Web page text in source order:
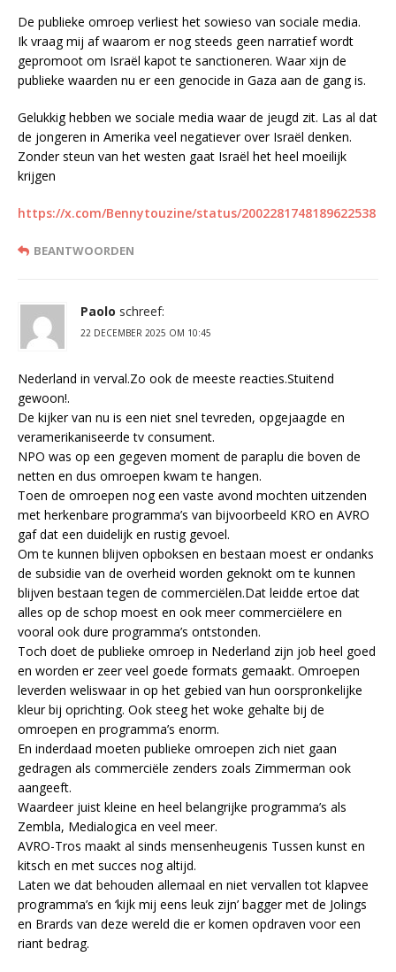
De publieke omroep verliest het sowieso van sociale media.
Ik vraag mij af waarom er nog steeds geen narratief wordt
gepromoot om Israël kapot te sanctioneren. Waar xijn de
publieke waarden nu er een genocide in Gaza aan de gang is.
Gelukkig hebben we sociale media waar de jeugd zit. Las al dat
de jongeren in Amerika veel negatiever over Israël denken.
Zonder steun van het westen gaat Israël het heel moeilijk
krijgen
https://x.com/Bennytouzine/status/2002281748189622538
BEANTWOORDEN
Paolo schreef:
22 DECEMBER 2025 OM 10:45
Nederland in verval.Zo ook de meeste reacties.Stuitend
gewoon!.
De kijker van nu is een niet snel tevreden, opgejaagde en
veramerikaniseerde tv consument.
NPO was op een gegeven moment de paraplu die boven de
netten en dus omroepen kwam te hangen.
Toen de omroepen nog een vaste avond mochten uitzenden
met herkenbare programma’s van bijvoorbeeld KRO en AVRO
gaf dat een duidelijk en rustig gevoel.
Om te kunnen blijven opboksen en bestaan moest er ondanks
de subsidie van de overheid worden geknokt om te kunnen
blijven bestaan tegen de commerciëlen.Dat leidde ertoe dat
alles op de schop moest en ook meer commerciëlere en
vooral ook dure programma’s ontstonden.
Toch doet de publieke omroep in Nederland zijn job heel goed
en worden er zeer veel goede formats gemaakt. Omroepen
leverden weliswaar in op het gebied van hun oorspronkelijke
kleur bij oprichting. Ook steeg het woke gehalte bij de
omroepen en programma’s enorm.
En inderdaad moeten publieke omroepen zich niet gaan
gedragen als commerciële zenders zoals Zimmerman ook
aangeeft.
Waardeer juist kleine en heel belangrijke programma’s als
Zembla, Medialogica en veel meer.
AVRO-Tros maakt al sinds mensenheugenis Tussen kunst en
kitsch en met succes nog altijd.
Laten we dat behouden allemaal en niet vervallen tot klapvee
programma’s en ‘kijk mij eens leuk zijn’ bagger met de Jolings
en Brards van deze wereld die er komen opdraven voor een
riant bedrag.